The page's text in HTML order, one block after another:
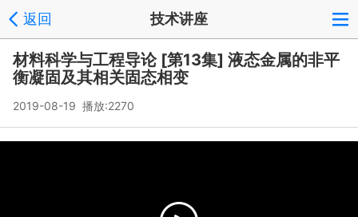
返回 技术讲座
材料科学与工程导论 [第13集] 液态金属的非平
衡凝固及其相关固态相变
2019-08-19 播放:2270